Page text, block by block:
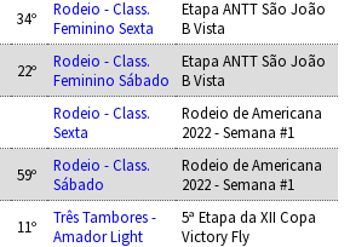
34º
Rodeio - Class.
Feminino Sexta
Etapa ANTT São João
B Vista
22º
Rodeio - Class.
Feminino Sábado
Etapa ANTT São João
B Vista
Rodeio - Class.
Sexta
Rodeio de Americana
2022 - Semana #1
59º
Rodeio - Class.
Sábado
Rodeio de Americana
2022 - Semana #1
11º
Três Tambores -
Amador Light
5ª Etapa da XII Copa
Victory Fly